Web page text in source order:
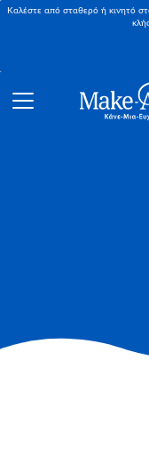
Καλέστε από σταθερό ή κινητό